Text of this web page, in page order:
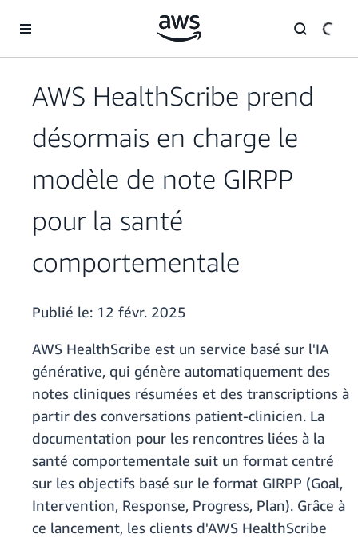
AWS HealthScribe prend
désormais en charge le
modèle de note GIRPP
pour la santé
comportementale
Publié le: 12 févr. 2025
AWS HealthScribe est un service basé sur l'IA
générative, qui génère automatiquement des
notes cliniques résumées et des transcriptions à
partir des conversations patient-clinicien. La
documentation pour les rencontres liées à la
santé comportementale suit un format centré
sur les objectifs basé sur le format GIRPP (Goal,
Intervention, Response, Progress, Plan). Grâce à
ce lancement, les clients d'AWS HealthScribe